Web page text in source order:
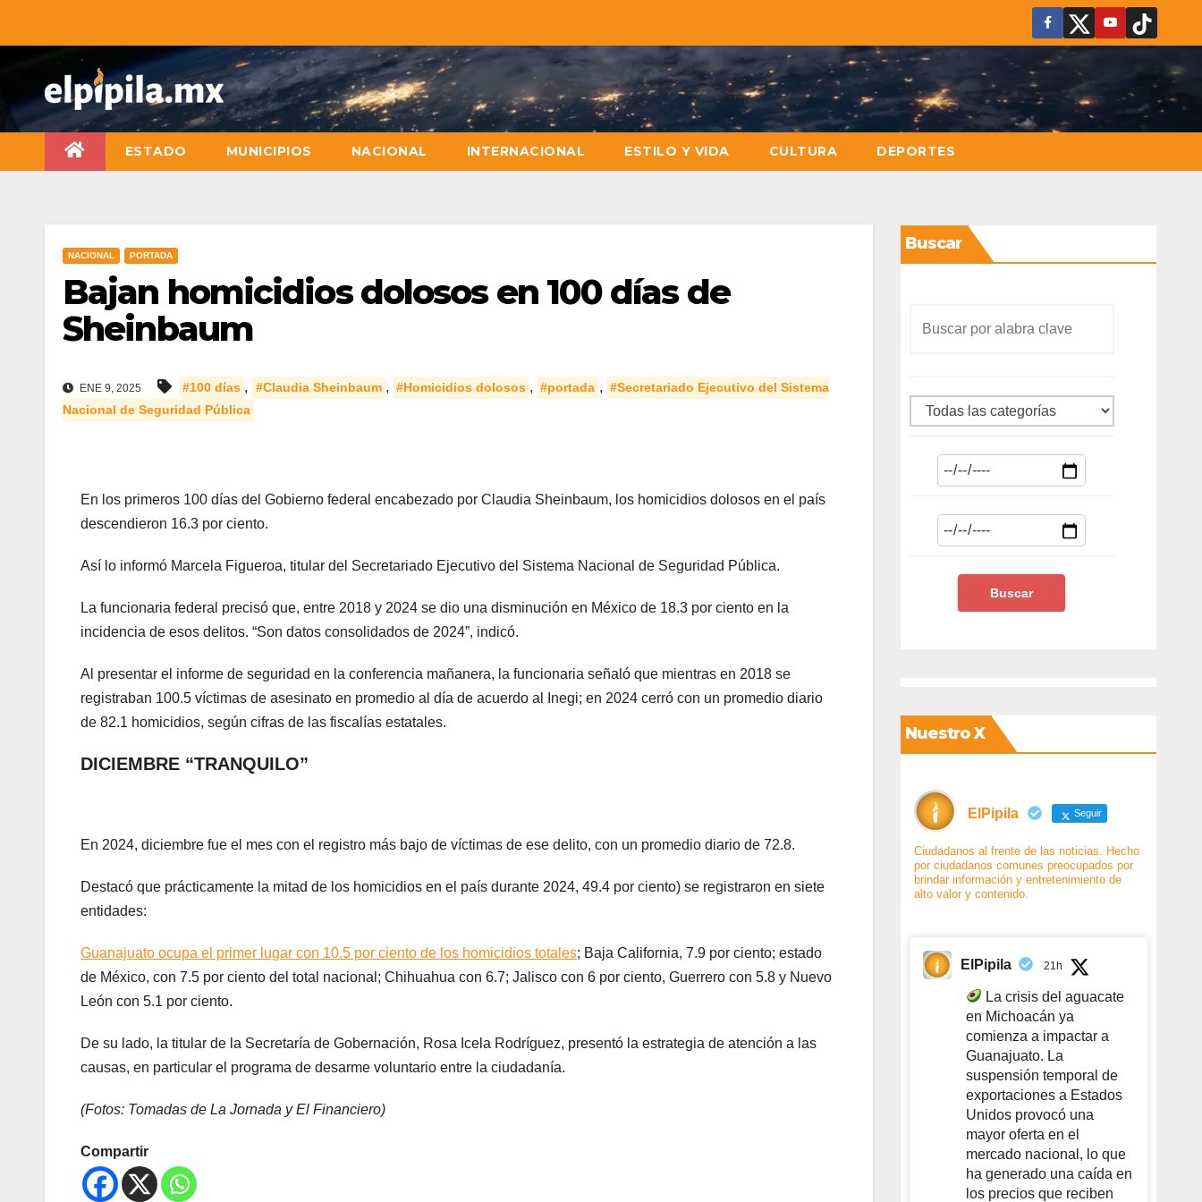
ESTADO MUNICIPIOS NACIONAL INTERNACIONAL ESTILO Y VIDA CULTURA DEPORTES
NACIONAL PORTADA
Bajan homicidios dolosos en 100 días de
Sheinbaum
ENE 9, 2025 #100 días , #Claudia Sheinbaum , #Homicidios dolosos , #portada , #Secretariado Ejecutivo del Sistema
Nacional de Seguridad Pública
En los primeros 100 días del Gobierno federal encabezado por Claudia Sheinbaum, los homicidios dolosos en el país
descendieron 16.3 por ciento.
Así lo informó Marcela Figueroa, titular del Secretariado Ejecutivo del Sistema Nacional de Seguridad Pública.
La funcionaria federal precisó que, entre 2018 y 2024 se dio una disminución en México de 18.3 por ciento en la
incidencia de esos delitos. “Son datos consolidados de 2024”, indicó.
Al presentar el informe de seguridad en la conferencia mañanera, la funcionaria señaló que mientras en 2018 se
registraban 100.5 víctimas de asesinato en promedio al día de acuerdo al Inegi; en 2024 cerró con un promedio diario
de 82.1 homicidios, según cifras de las fiscalías estatales.
DICIEMBRE “TRANQUILO”
En 2024, diciembre fue el mes con el registro más bajo de víctimas de ese delito, con un promedio diario de 72.8.
Destacó que prácticamente la mitad de los homicidios en el país durante 2024, 49.4 por ciento) se registraron en siete
entidades:
Guanajuato ocupa el primer lugar con 10.5 por ciento de los homicidios totales; Baja California, 7.9 por ciento; estado
de México, con 7.5 por ciento del total nacional; Chihuahua con 6.7; Jalisco con 6 por ciento, Guerrero con 5.8 y Nuevo
León con 5.1 por ciento.
De su lado, la titular de la Secretaría de Gobernación, Rosa Icela Rodríguez, presentó la estrategia de atención a las
causas, en particular el programa de desarme voluntario entre la ciudadanía.
(Fotos: Tomadas de La Jornada y El Financiero)
Compartir
Buscar
Nuestro X
ElPipila Seguir
Ciudadanos al frente de las noticias. Hecho
por ciudadanos comunes preocupados por
brindar información y entretenimiento de
alto valor y contenido.
ElPipila 21h
La crisis del aguacate
en Michoacán ya
comienza a impactar a
Guanajuato. La
suspensión temporal de
exportaciones a Estados
Unidos provocó una
mayor oferta en el
mercado nacional, lo que
ha generado una caída en
los precios que reciben